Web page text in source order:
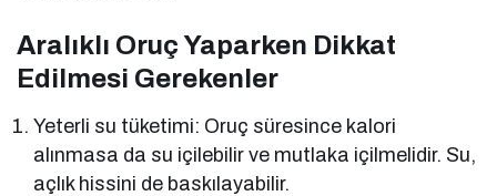
Aralıklı Oruç Yaparken Dikkat
Edilmesi Gerekenler
Yeterli su tüketimi: Oruç süresince kalori
alınmasa da su içilebilir ve mutlaka içilmelidir. Su,
açlık hissini de baskılayabilir.